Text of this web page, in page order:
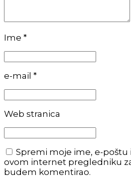
Ime *
e-mail *
Web stranica
Spremi moje ime, e-poštu
ovom internet pregledniku
budem komentirao.